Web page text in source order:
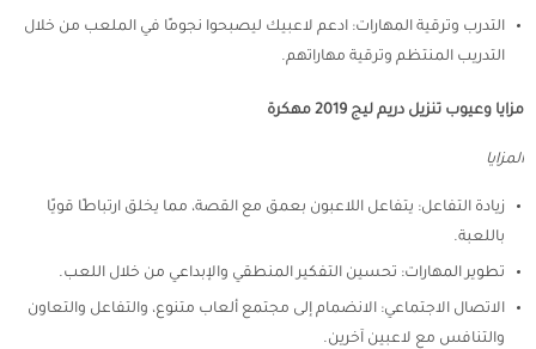
التدرب وترقية المهارات: ادعم لاعبيك ليصبحوا نجومًا في الملعب من خلال
التدريب المنتظم وترقية مهاراتهم.
مزايا وعيوب تنزيل دريم ليج 2019 مهكرة
المزايا
زيادة التفاعل: يتفاعل اللاعبون بعمق مع القصة، مما يخلق ارتباطًا قويًا
باللعبة.
تطوير المهارات: تحسين التفكير المنطقي والإبداعي من خلال اللعب.
الاتصال الاجتماعي: الانضمام إلى مجتمع ألعاب متنوع، والتفاعل والتعاون
والتنافس مع لاعبين آخرين.